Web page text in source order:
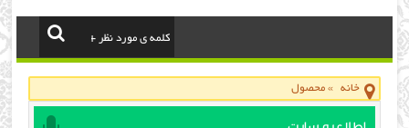
خانه »محصول